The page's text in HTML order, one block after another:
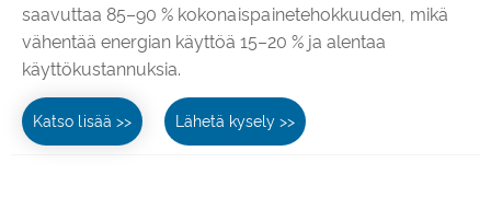
saavuttaa 85–90 % kokonaispainetehokkuuden, mikä
vähentää energian käyttöä 15–20 % ja alentaa
käyttökustannuksia.
Katso lisää >> Lähetä kysely >>